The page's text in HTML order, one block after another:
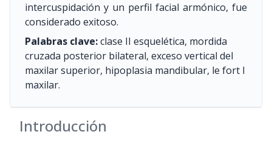
intercuspidación y un perfil facial armónico, fue
considerado exitoso.
Palabras clave:clase II esquelética, mordida
cruzada posterior bilateral, exceso vertical del
maxilar superior, hipoplasia mandibular, le fort I
maxilar.
Introducción